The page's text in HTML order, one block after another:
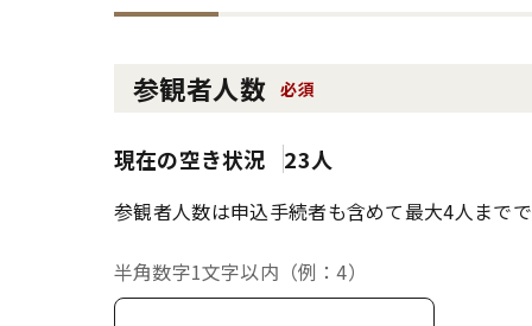
参観者人数 必須
現在の空き状況 23人
参観者人数は申込手続者も含めて最大4人まで
半角数字1文字以内（例：4）